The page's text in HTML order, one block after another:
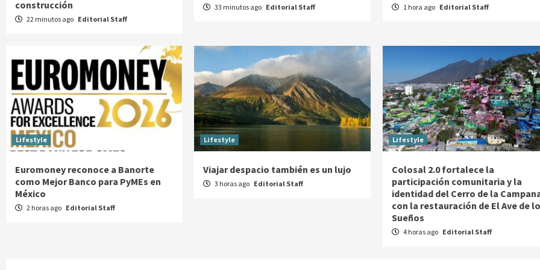
construcción
22 minutos ago Editorial Staff
33 minutos ago Editorial Staff 1 hora ago Editorial Staff
Lifestyle
Euromoney reconoce a Banorte
como Mejor Banco para PyMEs en
México
2 horas ago Editorial Staff
Lifestyle
Viajar despacio también es un lujo
3 horas ago Editorial Staff
Lifestyle
Colosal 2.0 fortalece la
participación comunitaria y la
identidad del Cerro de la
con la restauración de El Ave de
Sueños
4 horas ago Editorial Staff